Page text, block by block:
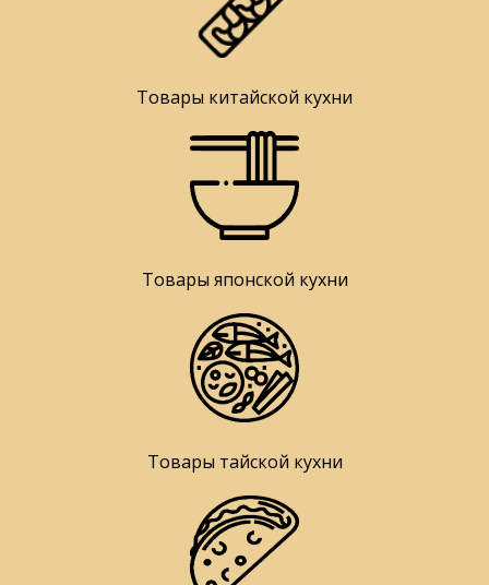
Товары китайской кухни
Товары японской кухни
Товары тайской кухни